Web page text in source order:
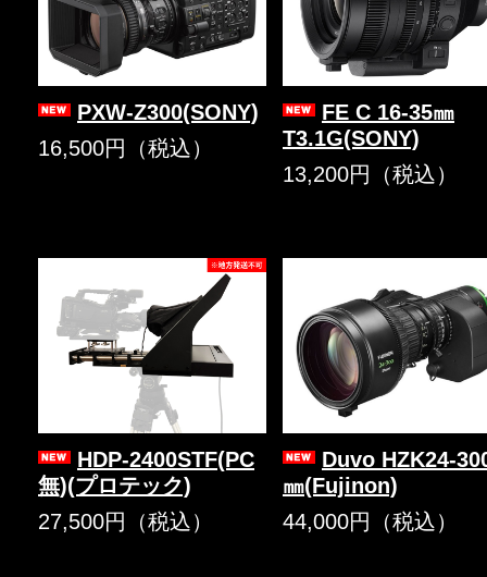
PXW-Z300(SONY)
16,500円（税込）
FE C 16-35㎜
T3.1G(SONY)
13,200円（税込）
HDP-2400STF(PC
無)(プロテック)
27,500円（税込）
Duvo HZK24-
㎜(Fujinon)
44,000円（税込）